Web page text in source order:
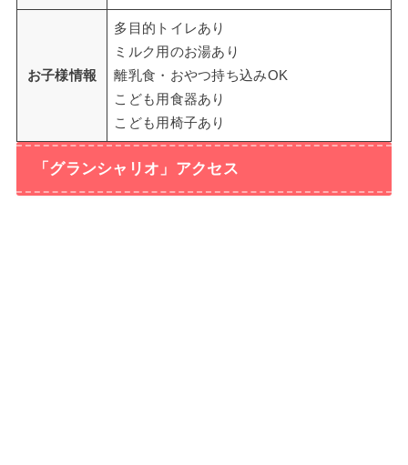
お子様情報
多目的トイレあり
ミルク用のお湯あり
離乳食・おやつ持ち込みOK
こども用食器あり
こども用椅子あり
「グランシャリオ」アクセス